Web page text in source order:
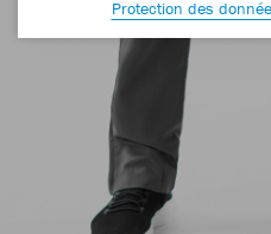
Protection des